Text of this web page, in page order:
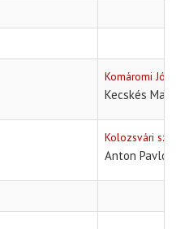
Komáromi Jókai
Kecskés Marika
Kolozsvári
Anton